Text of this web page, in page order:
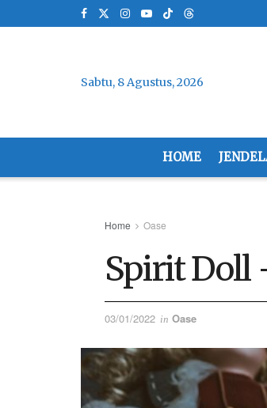
Sabtu, 8 Agustus, 2026
HOME
Home Oase
Spirit Doll
03/01/2022 in Oase